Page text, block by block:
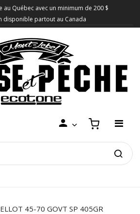
au Québec avec un minimum de 200 $
disponible partout au Canada
45-70 GOVT SP 405GR